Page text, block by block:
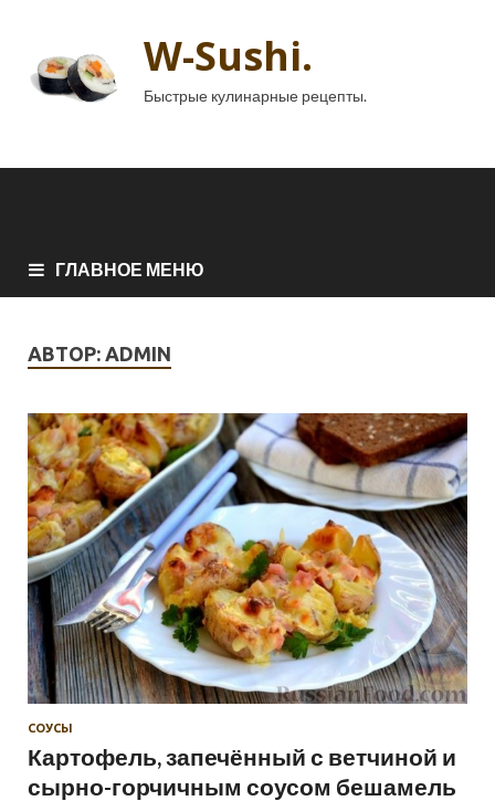
W-Sushi.
Быстрые кулинарные рецепты.
ГЛАВНОЕ МЕНЮ
АВТОР: ADMIN
СОУСЫ
Картофель, запечённый с ветчиной и
сырно-горчичным соусом бешамель